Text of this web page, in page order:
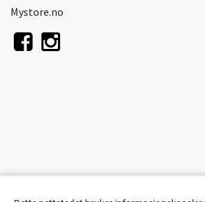
Mystore.no